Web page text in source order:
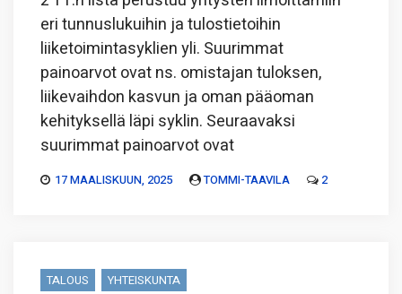
eri tunnuslukuihin ja tulostietoihin
liiketoimintasyklien yli. Suurimmat
painoarvot ovat ns. omistajan tuloksen,
liikevaihdon kasvun ja oman pääoman
kehityksellä läpi syklin. Seuraavaksi
suurimmat painoarvot ovat
17 MAALISKUUN, 2025 TOMMI-TAAVILA 2
TALOUS YHTEISKUNTA